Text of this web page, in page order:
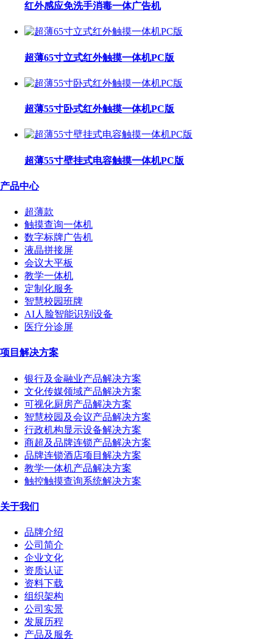
红外感应免洗手消毒一体广告机
超薄65寸立式红外触摸一体机PC版
超薄55寸卧式红外触摸一体机PC版
超薄55寸壁挂式电容触摸一体机PC版
产品中心
超薄款
触摸查询一体机
数字标牌广告机
液晶拼接屏
会议大平板
教学一体机
定制化服务
智慧校园班牌
AI人脸智能识别设备
医疗分诊屏
项目解决方案
银行及金融业产品解决方案
文化传媒领域产品解决方案
可视化厨房产品解决方案
智慧校园及会议产品解决方案
行政机构显示设备解决方案
商超及品牌连锁产品解决方案
品牌连锁酒店项目解决方案
教学一体机产品解决方案
触控触摸查询系统解决方案
关于我们
品牌介绍
公司简介
企业文化
资质认证
资料下载
组织架构
公司实景
发展历程
产品及服务